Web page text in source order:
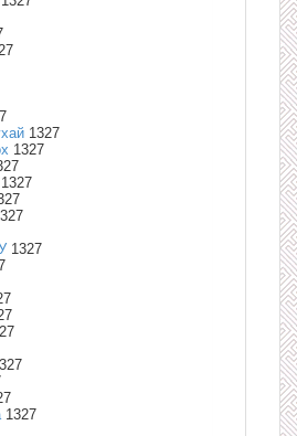
1327
1327
1327
1327
1327